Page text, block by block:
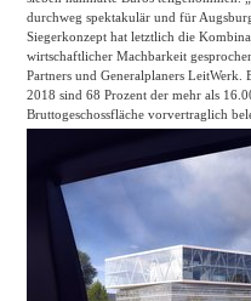
durchweg spektakulär und für
Siegerkonzept hat letztlich die
wirtschaftlicher Machbarkeit
Partners und Generalplaners
2018 sind 68 Prozent der mehr als
Bruttogeschossfläche vorvertraglich